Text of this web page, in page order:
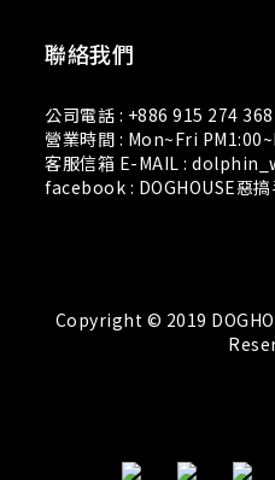
聯絡我們
公司電話 : +886 915 274 368
營業時間 : Mon~Fri
客服信箱 E-MAIL :
facebook : DOGHOUSE惡
Copyright © 2019